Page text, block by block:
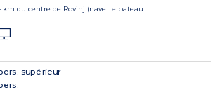
km du centre de Rovinj (navette bateau
supérieur